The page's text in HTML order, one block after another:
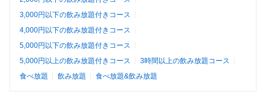
3,000円以下の飲み放題付きコース
4,000円以下の飲み放題付きコース
5,000円以下の飲み放題付きコース
5,000円以上の飲み放題付きコース
3時間以上の飲み放題コース
食べ放題
飲み放題 食べ放題&飲み放題